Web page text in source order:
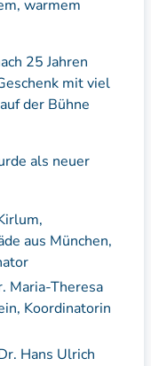
warmem
25 Jahren
mit viel
der Bühne
als neuer
aus München,
Maria-Theresa
Koordinatorin
Hans Ulrich